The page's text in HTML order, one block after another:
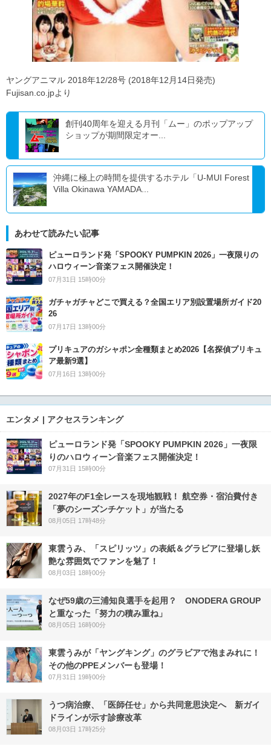
ヤングアニマル 2018年12/28号 (2018年12月14日発売)
Fujisan.co.jpより
創刊40周年を迎える月刊「ムー」のポップアップ
ショップが期間限定オー...
沖縄に極上の時間を提供するホテル「U‐MUI Forest
Villa Okinawa YAMADA...
あわせて読みたい記事
ピューロランド発「SPOOKY PUMPKIN 2026」一夜限りの
ハロウィーン音楽フェス開催決定！
07月31日 15時00分
ガチャガチャどこで買える？全国エリア別設置場所ガイド20
26
07月17日 13時00分
プリキュアのガシャポン全種類まとめ2026【名探偵プリキュ
ア最新9選】
07月16日 13時00分
エンタメ | アクセスランキング
ピューロランド発「SPOOKY PUMPKIN 2026」一夜限
りのハロウィーン音楽フェス開催決定！
07月31日 15時00分
2027年のF1全レースを現地観戦！ 航空券・宿泊費付き
「夢のシーズンチケット」が当たる
08月05日 17時48分
東雲うみ、「スピリッツ」の表紙＆グラビアに登場し妖
艶な雰囲気でファンを魅了！
08月03日 18時00分
なぜ59歳の三浦知良選手を起用？ ONODERA GROUP
と重なった「努力の積み重ね」
08月05日 16時00分
東雲うみが「ヤングキング」のグラビアで泡まみれに！
その他のPPEメンバーも登場！
07月31日 19時00分
うつ病治療、「医師任せ」から共同意思決定へ 新ガイ
ドラインが示す診療改革
08月03日 17時25分